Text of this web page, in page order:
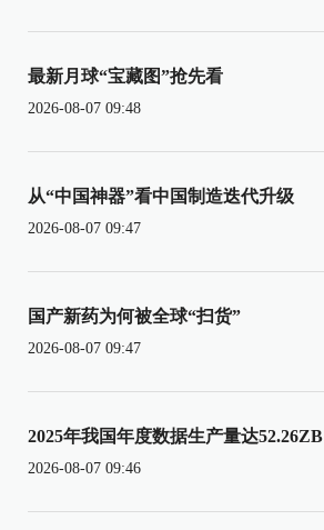
最新月球“宝藏图”抢先看
2026-08-07 09:48
从“中国神器”看中国制造迭代升级
2026-08-07 09:47
国产新药为何被全球“扫货”
2026-08-07 09:47
2025年我国年度数据生产量达52.26ZB
2026-08-07 09:46